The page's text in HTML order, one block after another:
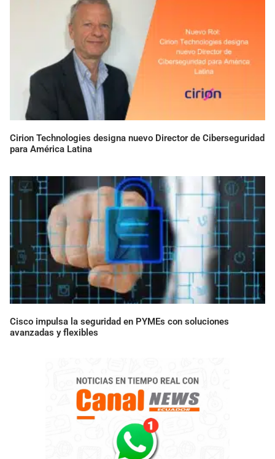
Cirion Technologies designa nuevo Director de Ciberseguridad
para América Latina
Cisco impulsa la seguridad en PYMEs con soluciones
avanzadas y flexibles